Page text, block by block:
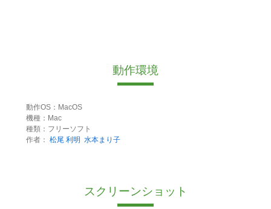
動作環境
動作OS：MacOS
機種：Mac
種類：フリーソフト
作者： 松尾 利明 水本まり子
スクリーンショット